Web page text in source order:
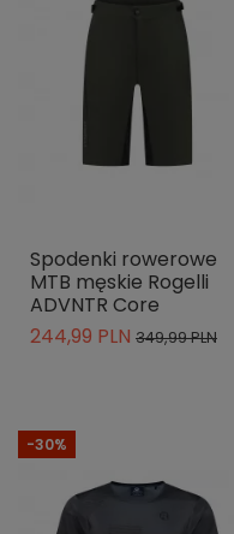
Spodenki rowerowe
MTB męskie Rogelli
ADVNTR Core
244,99 PLN 349,99 PLN
-30%